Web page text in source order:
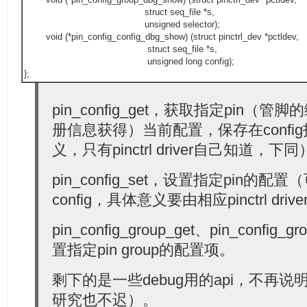
struct seq_file *s,
unsigned selector);
void (*pin_config_config_dbg_show) (struct pinctrl_dev *pctldev,
struct seq_file *s,
unsigned long config);
};
pin_config_get，获取指定pin（管脚
册信息获得）当前配置，保存在
义，只有pinctrl driver自己知道，下同
pin_config_set，设置指定pin的配置
config，具体意义要由相应pinctrl
pin_config_group_get、
置指定pin group的配置项。
剩下的是一些debug用的api，不再说
研究也不迟）。